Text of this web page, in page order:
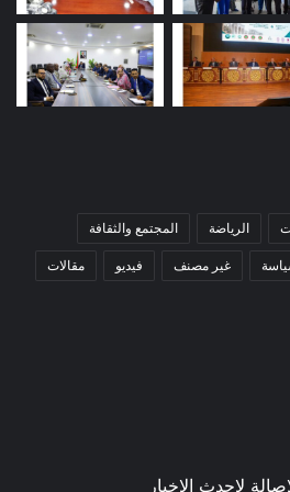
الرياضة المجتمع والثقافة
غير مصنف فيديو مقالات
لاحدث الاخبار